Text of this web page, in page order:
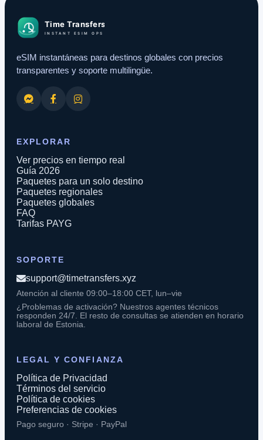
eSIM instantáneas para destinos globales con precios
transparentes y soporte multilingüe.
EXPLORAR
Ver precios en tiempo real
Guía 2026
Paquetes para un solo destino
Paquetes regionales
Paquetes globales
FAQ
Tarifas PAYG
SOPORTE
support@timetransfers.xyz
Atención al cliente 09:00–18:00 CET, lun–vie
¿Problemas de activación? Nuestros agentes técnicos
responden 24/7. El resto de consultas se atienden en horario
laboral de Estonia.
LEGAL Y CONFIANZA
Política de Privacidad
Términos del servicio
Política de cookies
Preferencias de cookies
Pago seguro · Stripe · PayPal